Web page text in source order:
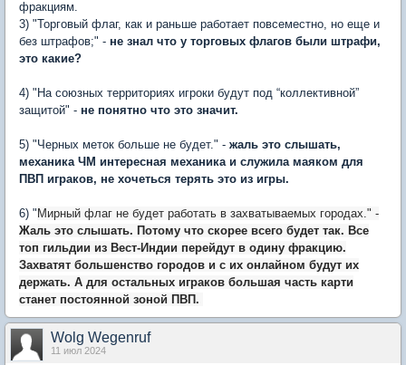
фракциям.
3) "Торговый флаг, как и раньше работает повсеместно, но еще и
без штрафов;" - не знал что у торговых флагов были штрафи,
это какие?
4) "На союзных территориях игроки будут под “коллективной”
защитой" - не понятно что это значит.
5) "Черных меток больше не будет." - жаль это слышать,
механика ЧМ интересная механика и служила маяком для
ПВП играков, не хочеться терять это из игры.
6) " Мирный флаг не будет работать в захватываемых городах." -
Жаль это слышать. Потому что скорее всего будет так. Все
топ гильдии из Вест-Индии перейдут в одину фракцию.
Захватят большенство городов и с их онлайном будут их
держать. А для остальных играков большая часть карти
станет постоянной зоной ПВП.
Wolg Wegenruf
11 июл 2024